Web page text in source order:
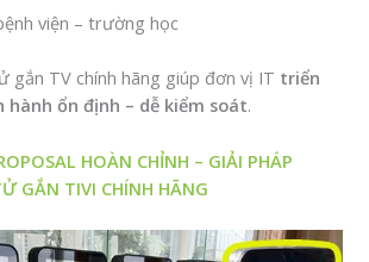
viện – trường học
gắn TV chính hãng giúp đơn vị IT triển
hành ổn định – dễ kiểm soát.
HOÀN CHỈNH – GIẢI PHÁP
GẮN TIVI CHÍNH HÃNG